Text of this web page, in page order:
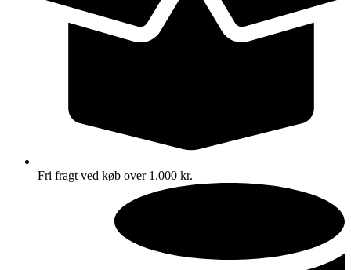
Fri fragt ved køb over 1.000 kr.